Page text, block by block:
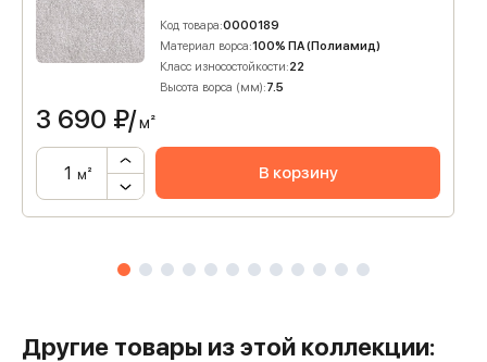
Код товара:0000189
Материал ворса:100% ПА (Полиамид)
Класс износостойкости:22
Высота ворса (мм):7.5
3 690 ₽/м²
м² В корзину
Другие товары из этой коллекции: